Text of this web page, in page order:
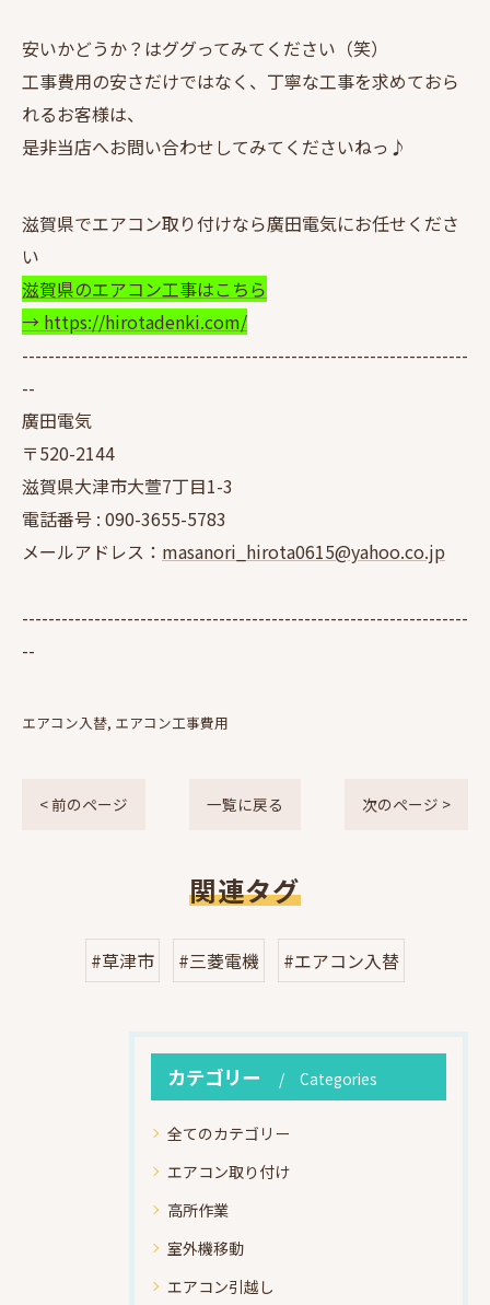
安いかどうか？はググってみてください（笑）
工事費用の安さだけではなく、丁寧な工事を求めておら
れるお客様は、
是非当店へお問い合わせしてみてくださいねっ♪
滋賀県でエアコン取り付けなら廣田電気にお任せくださ
い
滋賀県のエアコン工事はこちら
→ https://hirotadenki.com/
--------------------------------------------------------------------
--
廣田電気
〒520-2144
滋賀県大津市大萱7丁目1-3
電話番号 : 090-3655-5783
メールアドレス： masanori_hirota0615@yahoo.co.jp
--------------------------------------------------------------------
--
エアコン入替 エアコン工事費用
< 前のページ 一覧に戻る 次のページ >
関連タグ
#草津市 #三菱電機 #エアコン入替
カテゴリー Categories
全てのカテゴリー
エアコン取り付け
高所作業
室外機移動
エアコン引越し